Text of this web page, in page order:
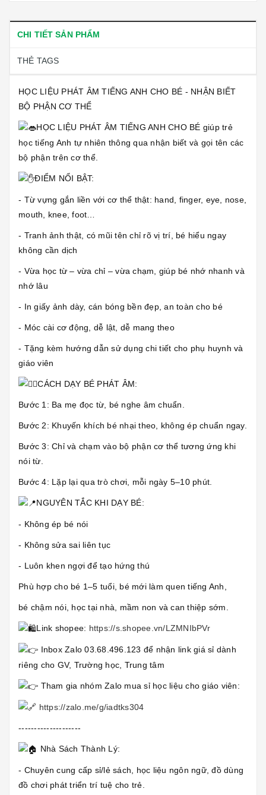
CHI TIẾT SẢN PHẨM
THẺ TAGS
HỌC LIỆU PHÁT ÂM TIẾNG ANH CHO BÉ - NHẬN BIẾT
BỘ PHẬN CƠ THỂ
HỌC LIỆU PHÁT ÂM TIẾNG ANH CHO BÉ giúp trẻ
học tiếng Anh tự nhiên thông qua nhận biết và gọi tên các
bộ phận trên cơ thể.
ĐIỂM NỔI BẬT:
- Từ vựng gắn liền với cơ thể thật: hand, finger, eye, nose,
mouth, knee, foot…
- Tranh ảnh thật, có mũi tên chỉ rõ vị trí, bé hiểu ngay
không cần dịch
- Vừa học từ – vừa chỉ – vừa chạm, giúp bé nhớ nhanh và
nhớ lâu
- In giấy ảnh dày, cán bóng bền đẹp, an toàn cho bé
- Móc cài cơ động, dễ lật, dễ mang theo
- Tặng kèm hướng dẫn sử dụng chi tiết cho phụ huynh và
giáo viên
CÁCH DẠY BÉ PHÁT ÂM:
Bước 1: Ba mẹ đọc từ, bé nghe âm chuẩn.
Bước 2: Khuyến khích bé nhại theo, không ép chuẩn ngay.
Bước 3: Chỉ và chạm vào bộ phận cơ thể tương ứng khi
nói từ.
Bước 4: Lặp lại qua trò chơi, mỗi ngày 5–10 phút.
NGUYÊN TẮC KHI DẠY BÉ:
- Không ép bé nói
- Không sửa sai liên tục
- Luôn khen ngợi để tạo hứng thú
Phù hợp cho bé 1–5 tuổi, bé mới làm quen tiếng Anh,
bé chậm nói, học tại nhà, mầm non và can thiệp sớm.
Link shopee: https://s.shopee.vn/LZMNIbPVr
Inbox Zalo 03.68.496.123 để nhận link giá sỉ dành
riêng cho GV, Trường học, Trung tâm
Tham gia nhóm Zalo mua sỉ học liệu cho giáo viên:
https://zalo.me/g/iadtks304
--------------------
Nhà Sách Thành Lý:
- Chuyên cung cấp sỉ/lẻ sách, học liệu ngôn ngữ, đồ dùng
đồ chơi phát triển trí tuệ cho trẻ.